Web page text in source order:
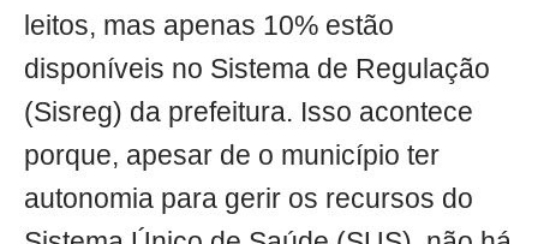
leitos, mas apenas 10% estão
disponíveis no Sistema de Regulação
(Sisreg) da prefeitura. Isso acontece
porque, apesar de o município ter
autonomia para gerir os recursos do